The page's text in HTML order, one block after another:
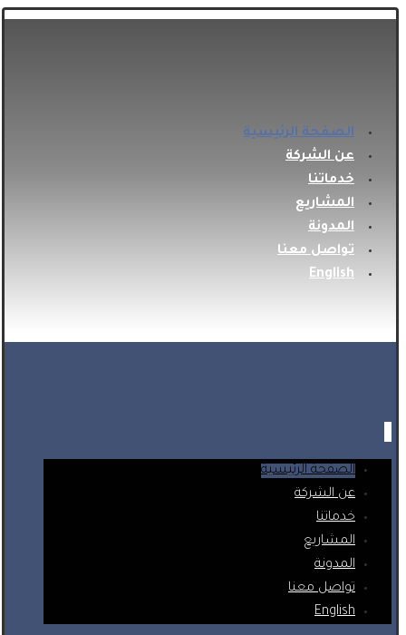
الصفحة الرئيسية
عن الشركة
خدماتنا
المشاريع
المدونة
تواصل معنا
English
الصفحة الرئيسية
عن الشركة
خدماتنا
المشاريع
المدونة
تواصل معنا
English